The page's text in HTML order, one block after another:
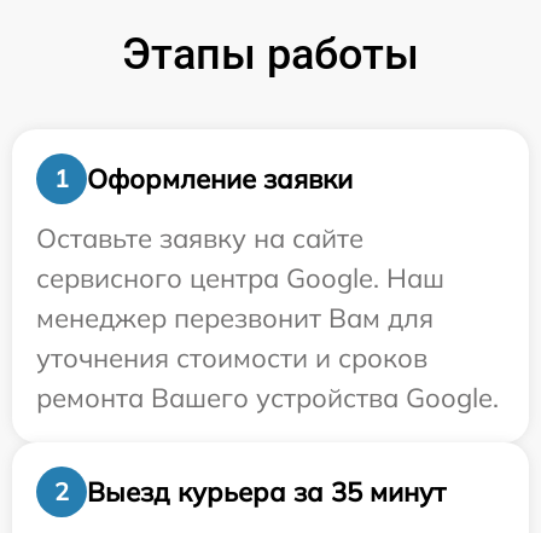
Этапы работы
1
Оформление заявки
Оставьте заявку на сайте
сервисного центра Google. Наш
менеджер перезвонит Вам для
уточнения стоимости и сроков
ремонта Вашего устройства Google.
2
Выезд курьера за 35 минут